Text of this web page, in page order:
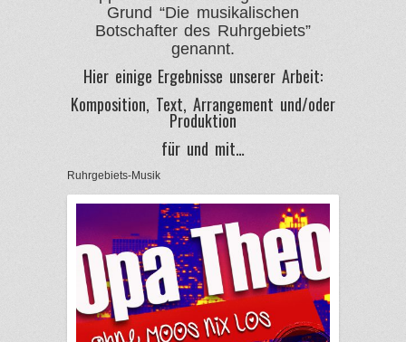
Grund “Die musikalischen
Botschafter des Ruhrgebiets”
genannt.
Hier einige Ergebnisse unserer Arbeit:
Komposition, Text, Arrangement und/oder
Produktion
für und mit…
Ruhrgebiets-Musik